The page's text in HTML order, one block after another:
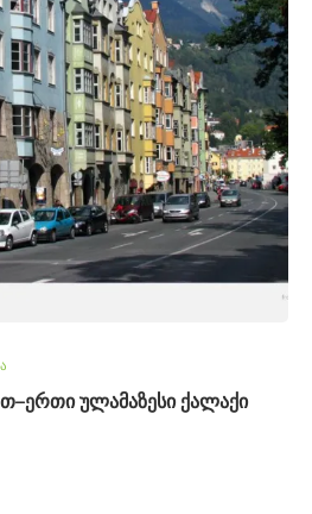
ულამაზესი ქალაქი